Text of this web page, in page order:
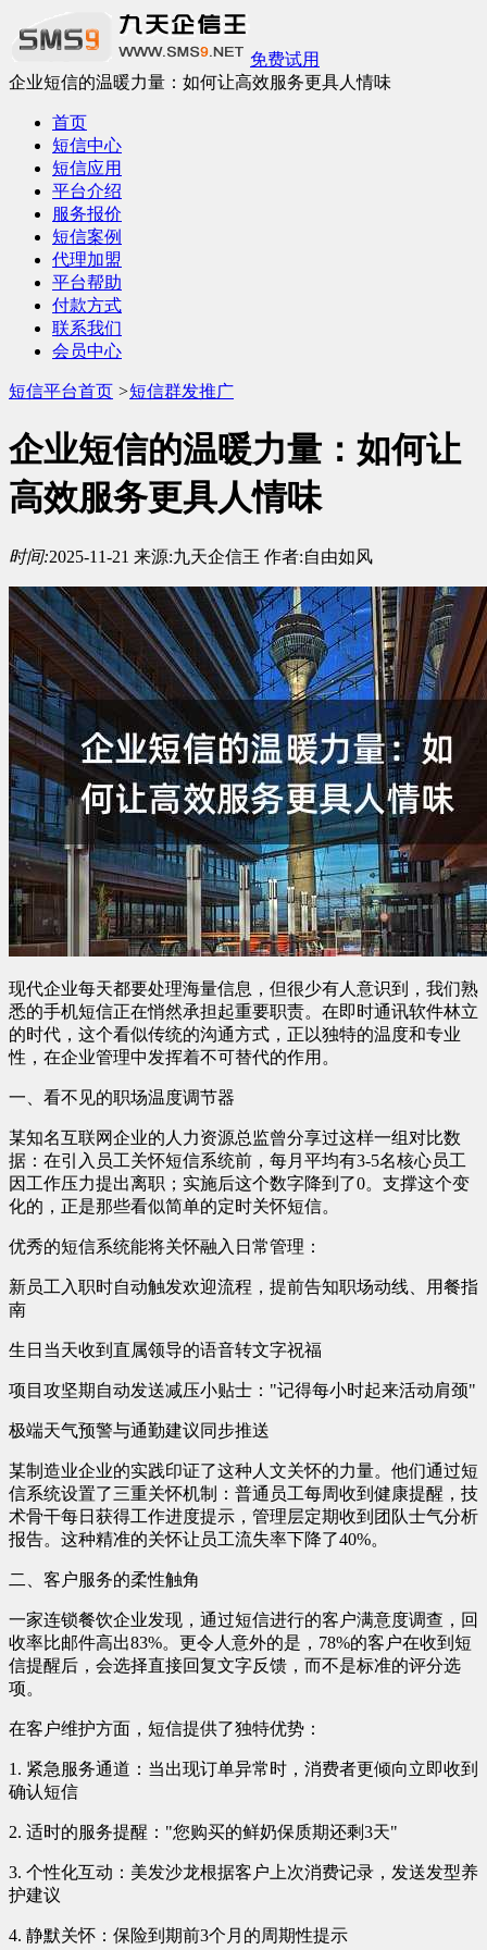
免费试用
企业短信的温暖力量：如何让高效服务更具人情味
首页
短信中心
短信应用
平台介绍
服务报价
短信案例
代理加盟
平台帮助
付款方式
联系我们
会员中心
短信平台首页 >短信群发推广
企业短信的温暖力量：如何让
高效服务更具人情味
时间:2025-11-21 来源:九天企信王 作者:自由如风
现代企业每天都要处理海量信息，但很少有人意识到，我们熟
悉的手机短信正在悄然承担起重要职责。在即时通讯软件林立
的时代，这个看似传统的沟通方式，正以独特的温度和专业
性，在企业管理中发挥着不可替代的作用。
一、看不见的职场温度调节器
某知名互联网企业的人力资源总监曾分享过这样一组对比数
据：在引入员工关怀短信系统前，每月平均有3-5名核心员工
因工作压力提出离职；实施后这个数字降到了0。支撑这个变
化的，正是那些看似简单的定时关怀短信。
优秀的短信系统能将关怀融入日常管理：
新员工入职时自动触发欢迎流程，提前告知职场动线、用餐指
南
生日当天收到直属领导的语音转文字祝福
项目攻坚期自动发送减压小贴士："记得每小时起来活动肩颈"
极端天气预警与通勤建议同步推送
某制造业企业的实践印证了这种人文关怀的力量。他们通过短
信系统设置了三重关怀机制：普通员工每周收到健康提醒，技
术骨干每日获得工作进度提示，管理层定期收到团队士气分析
报告。这种精准的关怀让员工流失率下降了40%。
二、客户服务的柔性触角
一家连锁餐饮企业发现，通过短信进行的客户满意度调查，回
收率比邮件高出83%。更令人意外的是，78%的客户在收到短
信提醒后，会选择直接回复文字反馈，而不是标准的评分选
项。
在客户维护方面，短信提供了独特优势：
1. 紧急服务通道：当出现订单异常时，消费者更倾向立即收到
确认短信
2. 适时的服务提醒："您购买的鲜奶保质期还剩3天"
3. 个性化互动：美发沙龙根据客户上次消费记录，发送发型养
护建议
4. 静默关怀：保险到期前3个月的周期性提示